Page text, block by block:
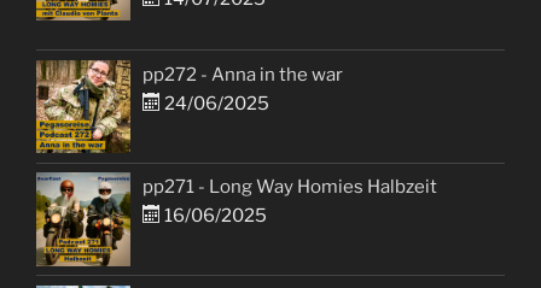
pp272 - Anna in the war
24/06/2025
pp271 - Long Way Homies Halbzeit
16/06/2025